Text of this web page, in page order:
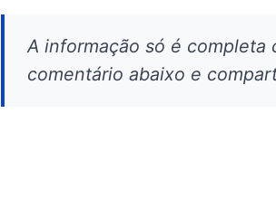
A informação só é completa
comentário abaixo e